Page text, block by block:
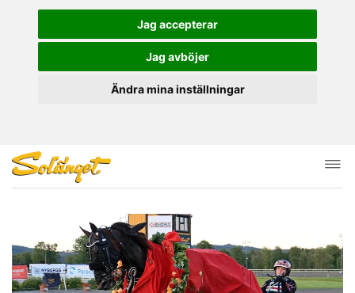
Jag accepterar
Jag avböjer
Ändra mina inställningar